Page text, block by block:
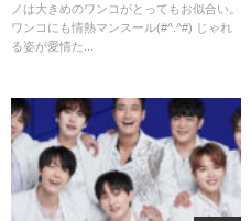
ノは大きめのワンコがとってもお似合い。
ワンコにも情熱マンスール(#^.^#) じゃれ
る姿が愛情た...